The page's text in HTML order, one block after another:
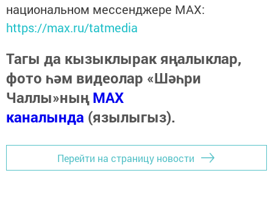
национальном мессенджере MАХ:
https://max.ru/tatmedia
Тагы да кызыклырак яңалыклар,
фото һәм видеолар «Шәһри
Чаллы»ныңMAX
каналында (язылыгыз).
Перейти на страницу новости